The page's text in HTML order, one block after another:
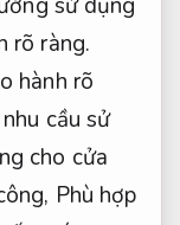
rõ ràng.
hành rõ
cầu sử
cho cửa
Phù hợp